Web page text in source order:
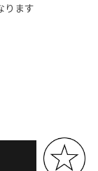
ります